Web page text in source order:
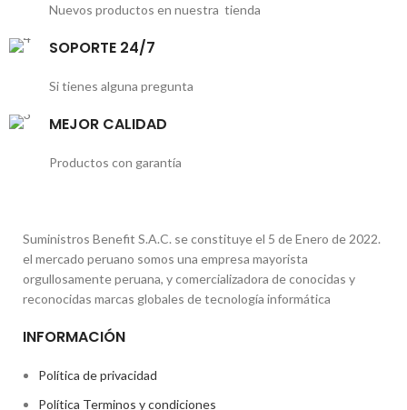
Nuevos productos en nuestra tienda
SOPORTE 24/7
Si tienes alguna pregunta
MEJOR CALIDAD
Productos con garantía
Suministros Benefit S.A.C. se constituye el 5 de Enero de 2022.
el mercado peruano somos una empresa mayorista
orgullosamente peruana, y comercializadora de conocidas y
reconocidas marcas globales de tecnología informática
INFORMACIÓN
Política de privacidad
Política Terminos y condiciones